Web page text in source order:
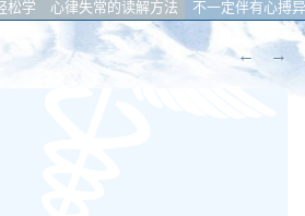
松学 心律失常的读解方法 不一定伴有心搏
← →